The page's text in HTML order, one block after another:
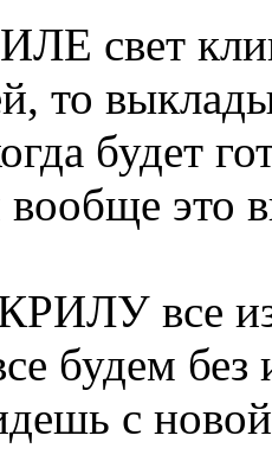
свет
то
будет
это
все
будем без
с